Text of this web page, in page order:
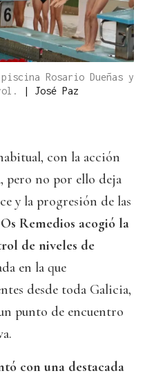
Rosario Dueñas y
| José Paz
con la acción
pero no por ello deja
y la progresión de las
Remedios acogió la
de niveles de
en la que
desde toda Galicia,
punto de encuentro
con una destacada